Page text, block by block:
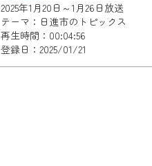
2025年1月20日～1月26日放送
テーマ：日進市のトピックス
再生時間：00:04:56
登録日：2025/01/21